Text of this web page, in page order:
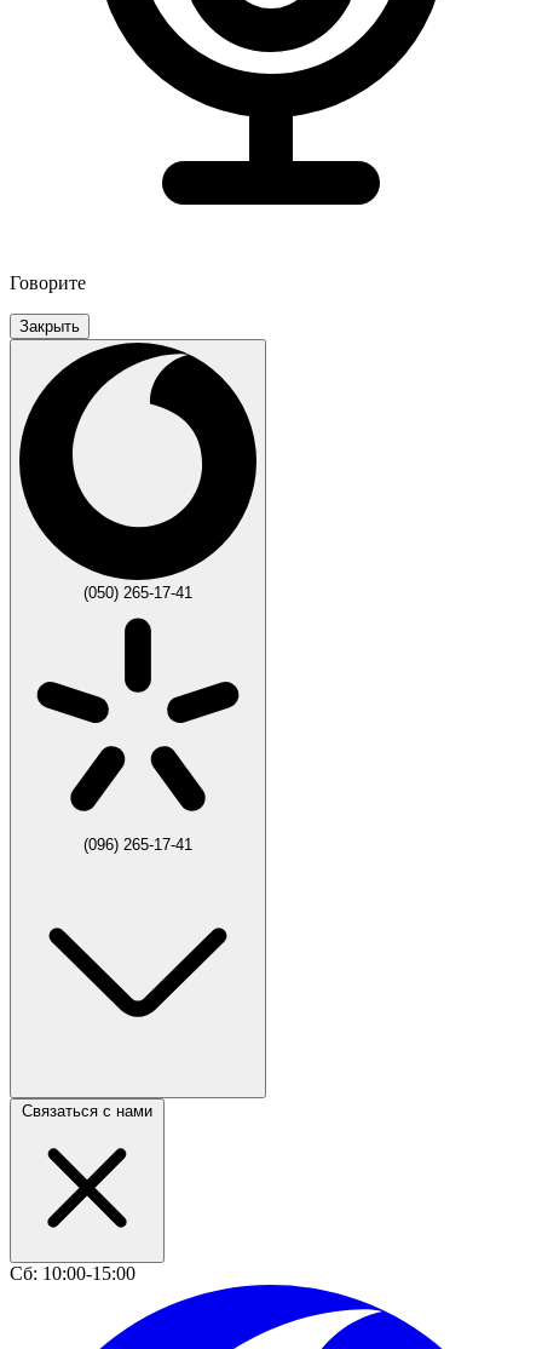
Говорите
Закрыть
(050) 265-17-41
(096) 265-17-41
Связаться с нами
Сб: 10:00-15:00